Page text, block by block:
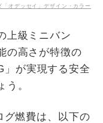
「オデッセイ」デザイン・カラー
上級ミニバン
の高さが特徴の
」が実現する安全
。
グ燃費は、以下の